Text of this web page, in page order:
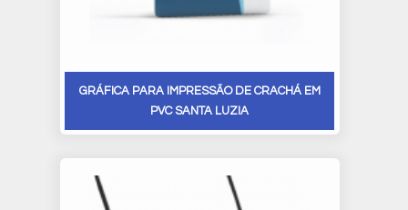
GRÁFICA PARA IMPRESSÃO DE CRACHÁ EM
PVC SANTA LUZIA